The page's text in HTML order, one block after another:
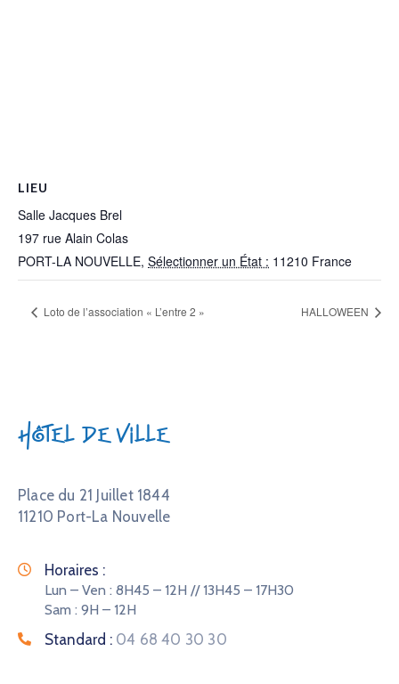
LIEU
Salle Jacques Brel
197 rue Alain Colas
PORT-LA NOUVELLE, Sélectionner un État : 11210 France
Loto de l’association « L’entre 2 » HALLOWEEN
Hôtel de Ville
Place du 21 Juillet 1844
11210 Port-La Nouvelle
Horaires :
Lun – Ven : 8H45 – 12H // 13H45 – 17H30
Sam : 9H – 12H
Standard : 04 68 40 30 30